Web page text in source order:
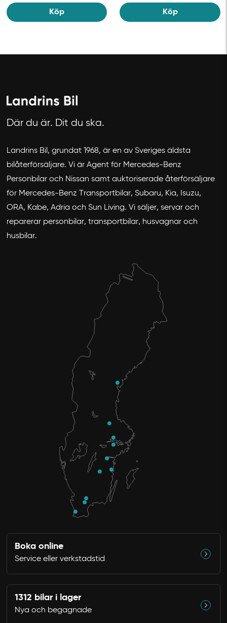
Köp Köp
Där du är. Dit du ska.
Landrins Bil, grundat 1968, är en av Sveriges äldsta
bilåterförsäljare. Vi är Agent för Mercedes-Benz
Personbilar och Nissan samt auktoriserade återförsäljare
för Mercedes-Benz Transportbilar, Subaru, Kia, Isuzu,
ORA, Kabe, Adria och Sun Living. Vi säljer, servar och
reparerar personbilar, transportbilar, husvagnar och
husbilar.
Boka online
Service eller verkstadstid
1312 bilar i lager
Nya och begagnade